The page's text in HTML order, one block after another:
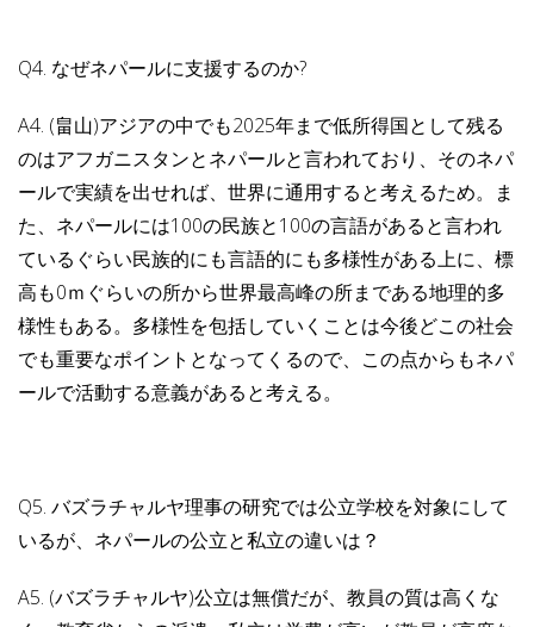
Q4. なぜネパールに支援するのか?
A4. (畠山)アジアの中でも2025年まで低所得国として残る
のはアフガニスタンとネパールと言われており、そのネパ
ールで実績を出せれば、世界に通用すると考えるため。ま
た、ネパールには100の民族と100の言語があると言われ
ているぐらい民族的にも言語的にも多様性がある上に、標
高も0ｍぐらいの所から世界最高峰の所まである地理的多
様性もある。多様性を包括していくことは今後どこの社会
でも重要なポイントとなってくるので、この点からもネパ
ールで活動する意義があると考える。
Q5. バズラチャルヤ理事の研究では公立学校を対象にして
いるが、ネパールの公立と私立の違いは？
A5. (バズラチャルヤ)公立は無償だが、教員の質は高くな